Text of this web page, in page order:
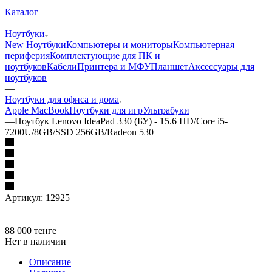
Каталог
—
Ноутбуки
New НоутбукиКомпьютеры и мониторыКомпьютерная
периферияКомплектующие для ПК и
ноутбуковКабелиПринтера и МФУПланшетАксессуары для
ноутбуков
—
Ноутбуки для офиса и дома
Apple MacBookНоутбуки для игрУльтрабуки
—Ноутбук Lenovo IdeaPad 330 (БУ) - 15.6 HD/Core i5-
7200U/8GB/SSD 256GB/Radeon 530
Артикул: 12925
88 000 тенге
Нет в наличии
Описание